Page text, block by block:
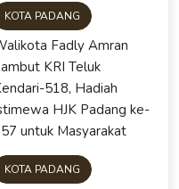
KOTA PADANG
Fadly Amran
KRI Teluk
518, Hadiah
HJK Padang ke-
untuk Masyarakat
KOTA PADANG